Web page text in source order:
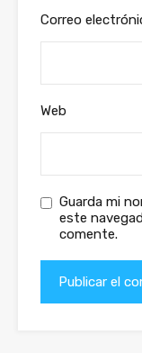
Correo
Web
Guarda mi
este
comente.